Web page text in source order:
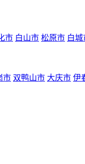
市 白山市 松原市 白城
市 双鸭山市 大庆市 伊